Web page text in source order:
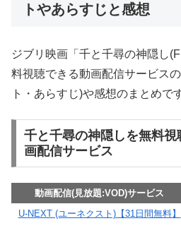
トやあらすじと感想
ジブリ映画「千と千尋の神隠し
料視聴できる動画配信サービス
ト・あらすじ)や感想のまとめで
千と千尋の神隠しを無料
画配信サービス
動画配信(見放題:VOD)サービス
U-NEXT (ユーネクスト)【31日間無料】